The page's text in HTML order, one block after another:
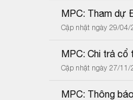
MPC: Tham dự
Cập nhật ngày 29/
MPC: Chi trả cổ
Cập nhật ngày 27/
MPC: Thông